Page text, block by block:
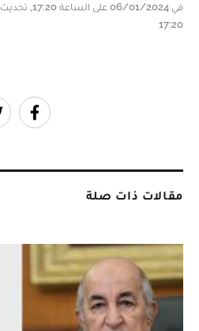
17:20
مقالات ذات صلة